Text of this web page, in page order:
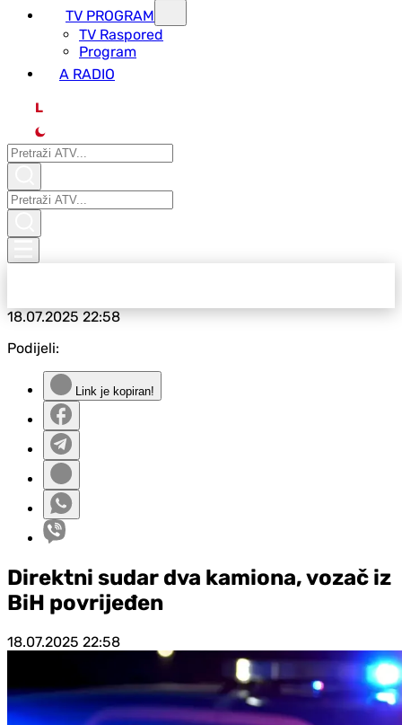
TV PROGRAM
ТV Raspored
Program
A RADIO
L
18.07.202522:58
Podijeli:
Link je kopiran!
Direktni sudar dva kamiona, vozač iz
BiH povrijeđen
18.07.2025 22:58